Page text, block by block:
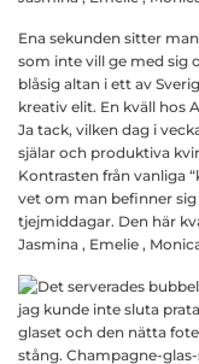
Ena sekunden sitter
som inte vill ge med sig
blåsig altan i ett av
kreativ elit. En kväll hos
Ja tack, vilken dag i
själar och produktiva
Kontrasten från vanliga
vet om man befinner sig
tjejmiddagar. Den här
Jasmina , Emelie ,